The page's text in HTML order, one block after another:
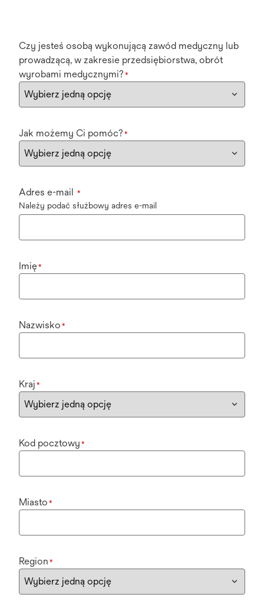
Czy jesteś osobą wykonującą zawód medyczny lub
prowadzącą, w zakresie przedsiębiorstwa, obrót
wyrobami medycznymi? *
Jak możemy Ci pomóc? *
Adres e-mail *
Należy podać służbowy adres e-mail
Imię*
Nazwisko *
Kraj *
Kod pocztowy *
Miasto *
Region *